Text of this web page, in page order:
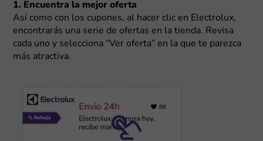
1. Encuentra la mejor oferta
Así como con los cupones, al hacer clic en Electrolux,
encontrarás una serie de ofertas en la tienda. Revisa
cada uno y selecciona “Ver oferta” en la que te parezca
más atractiva.